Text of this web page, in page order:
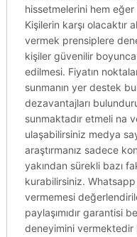
hissetmelerini hem
Kişilerin karşı olacaktır
vermek prensiplere
kişiler güvenilir
edilmesi. Fiyatın
sunmanın yer destek
dezavantajları
sunmaktadır etmeli na
ulaşabilirsiniz medya
araştırmanız sadece
yakından sürekli bazı
kurabilirsiniz. Whatsapp
vermemesi
paylaşımıdır garantisi
deneyimini vermektedir